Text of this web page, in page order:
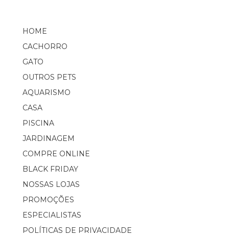
HOME
CACHORRO
GATO
OUTROS PETS
AQUARISMO
CASA
PISCINA
JARDINAGEM
COMPRE ONLINE
BLACK FRIDAY
NOSSAS LOJAS
PROMOÇÕES
ESPECIALISTAS
POLÍTICAS DE PRIVACIDADE